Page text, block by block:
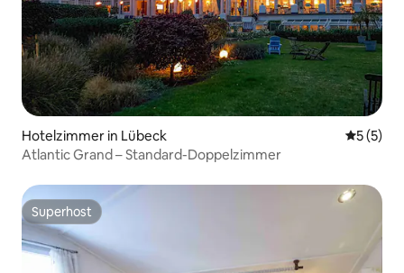
Hotelzimmer in Lübeck
5 (5)
Atlantic Grand – Standard-Doppelzimmer
Superhost
Superhost